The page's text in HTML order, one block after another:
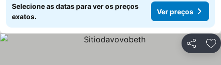
Selecione as datas para ver os preços
exatos.
Ver preços
Partilhar